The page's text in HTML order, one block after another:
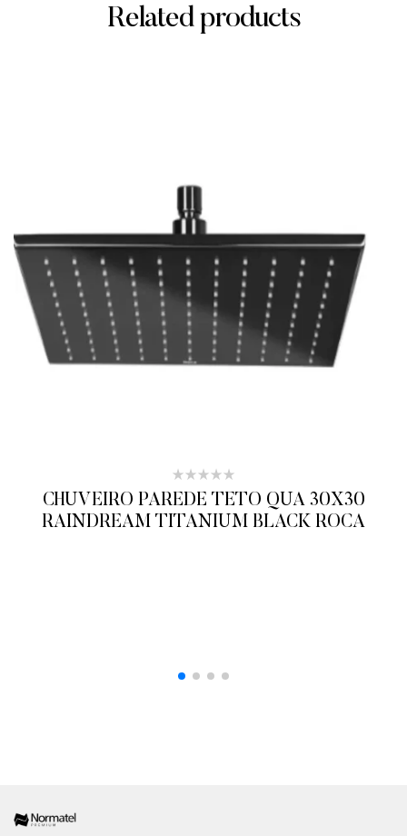
Related products
CHUVEIRO PAREDE TETO QUA 30X30
RAINDREAM TITANIUM BLACK ROCA